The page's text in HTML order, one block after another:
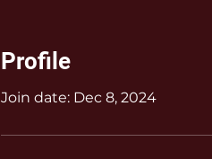
Profile
Join date: Dec 8, 2024